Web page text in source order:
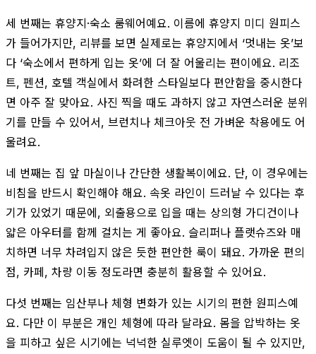
세 번째는 휴양지·숙소 룸웨어예요. 이름에 휴양지 미디 원피스
가 들어가지만, 리뷰를 보면 실제로는 휴양지에서 ‘멋내는 옷’보
다 ‘숙소에서 편하게 입는 옷’에 더 잘 어울리는 편이에요. 리조
트, 펜션, 호텔 객실에서 화려한 스타일보다 편안함을 중시한다
면 아주 잘 맞아요. 사진 찍을 때도 과하지 않고 자연스러운 분위
기를 만들 수 있어서, 브런치나 체크아웃 전 가벼운 착용에도 어
울려요.
네 번째는 집 앞 마실이나 간단한 생활복이에요. 단, 이 경우에는
비침을 반드시 확인해야 해요. 속옷 라인이 드러날 수 있다는 후
기가 있었기 때문에, 외출용으로 입을 때는 상의형 가디건이나
얇은 아우터를 함께 걸치는 게 좋아요. 슬리퍼나 플랫슈즈와 매
치하면 너무 차려입지 않은 듯한 편안한 룩이 돼요. 가까운 편의
점, 카페, 차량 이동 정도라면 충분히 활용할 수 있어요.
다섯 번째는 임산부나 체형 변화가 있는 시기의 편한 원피스예
요. 다만 이 부분은 개인 체형에 따라 달라요. 몸을 압박하는 옷
을 피하고 싶은 시기에는 넉넉한 실루엣이 도움이 될 수 있지만,